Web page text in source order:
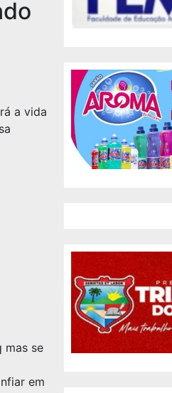
a vida
mas se
em